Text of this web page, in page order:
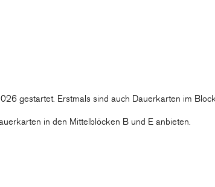
gestartet. Erstmals sind auch Dauerkarten im
in den Mittelblöcken B und E anbieten.